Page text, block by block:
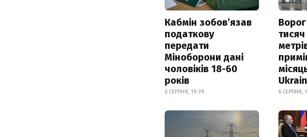
Кабмін зобовʼязав
податкову
передати
Міноборони дані
чоловіків 18-60
років
6 СЕРПНЯ, 19:39 6 СЕРПНЯ,